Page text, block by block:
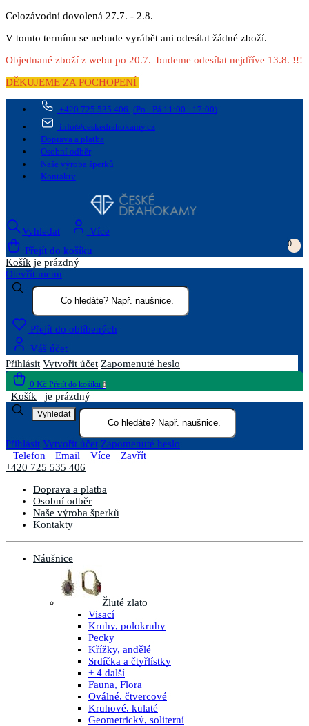
Celozávodní dovolená 27.7. - 2.8.
V tomto termínu se nebude vyrábět ani odesílat žádné zboží.
Objednané zboží z webu po 20.7. budeme odesílat nejdříve 13.8. !!!
DĚKUJEME ZA POCHOPENÍ
+420 725 535 406 (Po - Pá 11:00 - 17:00)
info@ceskedrahokamy.cz
Doprava a platba
Osobní odběr
Naše výroba šperků
Kontakty
Vyhledat
Více
Přejít do košíku
0
Košík je prázdný
Otevřít menu
Přejít do oblíbených
Váš účet
Přihlásit Vytvořit účet Zapomenuté heslo
0 Kč Přejít do košíku 0
Košík je prázdný
Vyhledat
Přihlásit Vytvořit účet Zapomenuté heslo
Telefon
Email Více
Zavřít
+420 725 535 406
Doprava a platba
Osobní odběr
Naše výroba šperků
Kontakty
Náušnice
Žluté zlato
Visací
Kruhy, polokruhy
Pecky
Křížky, andělé
Srdíčka a čtyřlístky
+ 4 další
Fauna, Flora
Oválné, čtvercové
Kruhové, kulaté
Geometrický, soliterní